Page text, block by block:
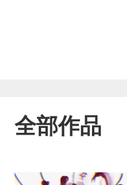
全部作品